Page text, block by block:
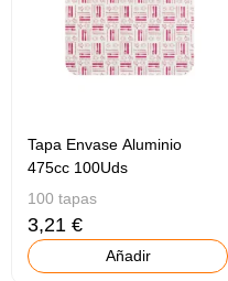
Tapa Envase Aluminio
475cc 100Uds
100 tapas
3,21 €
Añadir